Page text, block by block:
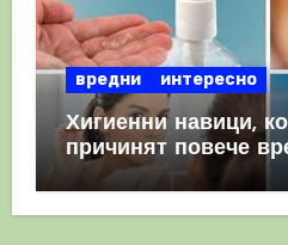
вредни интересно
Хигиенни навици,
причинят повече
полза